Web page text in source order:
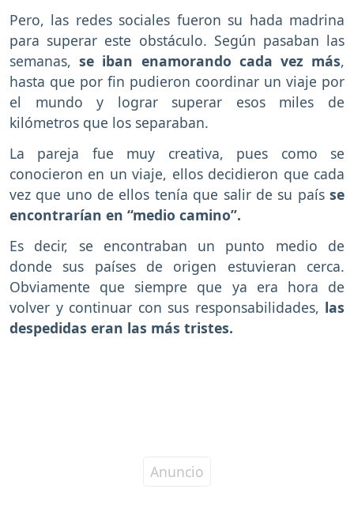
Pero, las redes sociales fueron su hada madrina
para superar este obstáculo. Según pasaban las
semanas,se iban enamorando cada vez más,
hasta que por fin pudieron coordinar un viaje por
el mundo y lograr superar esos miles de
kilómetros que los separaban.
La pareja fue muy creativa, pues como se
conocieron en un viaje, ellos decidieron que cada
vez que uno de ellos tenía que salir de su país se
encontrarían en “medio camino”.
Es decir, se encontraban un punto medio de
donde sus países de origen estuvieran cerca.
Obviamente que siempre que ya era hora de
volver y continuar con sus responsabilidades, las
despedidas eran las más tristes.